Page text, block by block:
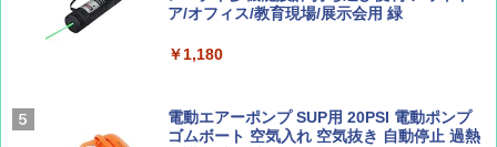
￥1,760
￥1,540
￥9,990
イド ブラックコーティング フルクローズ メ
ッシュ 4人用 簡単設置 ポップアップテント P
ア/オフィス/教育現場/展示会用 緑
￥1,180
電動エアーポンプ SUP用 20PSI 電動ポンプ
ゴムボート 空気入れ 空気抜き 自動停止 過熱